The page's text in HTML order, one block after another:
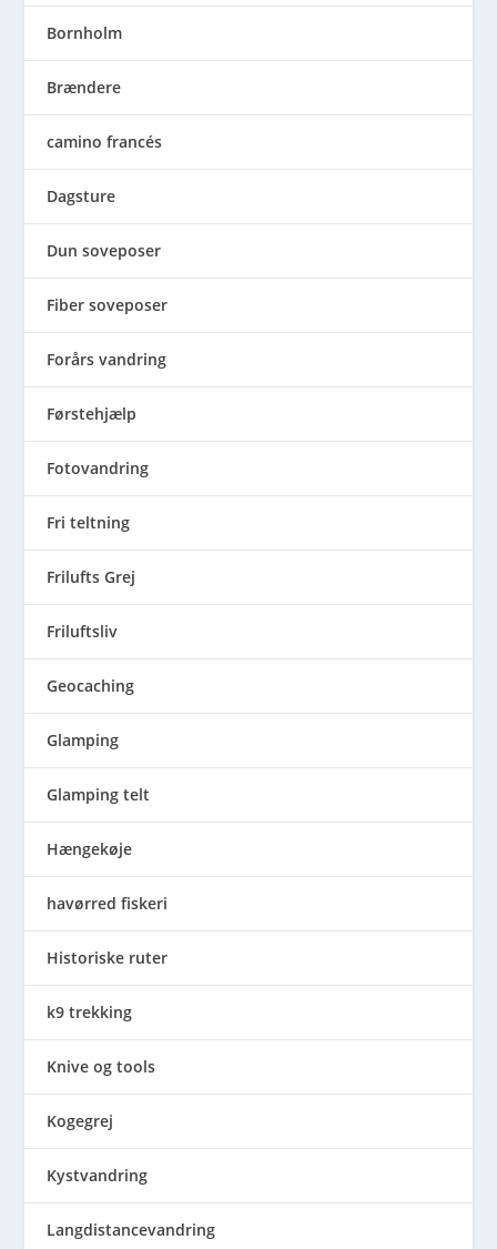
Bornholm
Brændere
camino francés
Dagsture
Dun soveposer
Fiber soveposer
Forårs vandring
Førstehjælp
Fotovandring
Fri teltning
Frilufts Grej
Friluftsliv
Geocaching
Glamping
Glamping telt
Hængekøje
havørred fiskeri
Historiske ruter
k9 trekking
Knive og tools
Kogegrej
Kystvandring
Langdistancevandring